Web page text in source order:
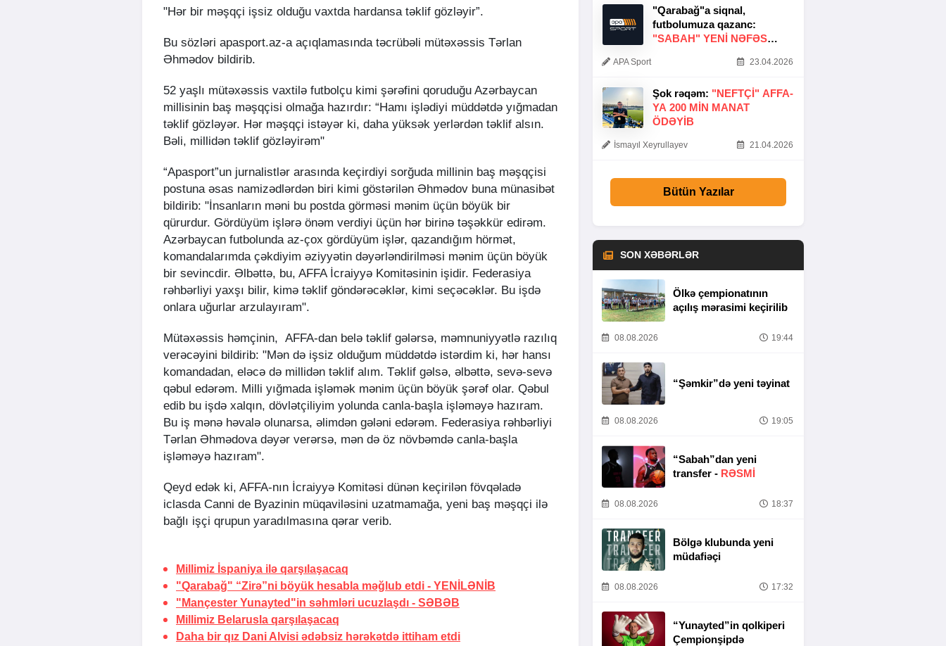
"Hər bir məşqçi işsiz olduğu vaxtda hardansa təklif gözləyir”.
Bu sözləri apasport.az-a açıqlamasında təcrübəli mütəxəssis Tərlan
Əhmədov bildirib.
52 yaşlı mütəxəssis vaxtilə futbolçu kimi şərəfini qoruduğu Azərbaycan
millisinin baş məşqçisi olmağa hazırdır: “Hamı işlədiyi müddətdə yığmadan
təklif gözləyər. Hər məşqçi istəyər ki, daha yüksək yerlərdən təklif alsın.
Bəli, millidən təklif gözləyirəm"
“Apasport”un jurnalistlər arasında keçirdiyi sorğuda millinin baş məşqçisi
postuna əsas namizədlərdən biri kimi göstərilən Əhmədov buna münasibət
bildirib: "İnsanların məni bu postda görməsi mənim üçün böyük bir
qürurdur. Gördüyüm işlərə önəm verdiyi üçün hər birinə təşəkkür edirəm.
Azərbaycan futbolunda az-çox gördüyüm işlər, qazandığım hörmət,
komandalarımda çəkdiyim əziyyətin dəyərləndirilməsi mənim üçün böyük
bir sevincdir. Əlbəttə, bu, AFFA İcraiyyə Komitəsinin işidir. Federasiya
rəhbərliyi yaxşı bilir, kimə təklif göndərəcəklər, kimi seçəcəklər. Bu işdə
onlara uğurlar arzulayıram".
Mütəxəssis həmçinin, AFFA-dan belə təklif gələrsə, məmnuniyyətlə razılıq
verəcəyini bildirib: "Mən də işsiz olduğum müddətdə istərdim ki, hər hansı
komandadan, eləcə də millidən təklif alım. Təklif gəlsə, əlbəttə, sevə-sevə
qəbul edərəm. Milli yığmada işləmək mənim üçün böyük şərəf olar. Qəbul
edib bu işdə xalqın, dövlətçiliyim yolunda canla-başla işləməyə hazıram.
Bu iş mənə həvalə olunarsa, əlimdən gələni edərəm. Federasiya rəhbərliyi
Tərlan Əhmədova dəyər verərsə, mən də öz növbəmdə canla-başla
işləməyə hazıram".
Qeyd edək ki, AFFA-nın İcraiyyə Komitəsi dünən keçirilən fövqəladə
iclasda Canni de Byazinin müqaviləsini uzatmamağa, yeni baş məşqçi ilə
bağlı işçi qrupun yaradılmasına qərar verib.
Millimiz İspaniya ilə qarşılaşacaq
"Qarabağ" “Zirə”ni böyük hesabla məğlub etdi - YENİLƏNİB
"Mançester Yunayted"in səhmləri ucuzlaşdı - SƏBƏB
Millimiz Belarusla qarşılaşacaq
Daha bir qız Dani Alvisi ədəbsiz hərəkətdə ittiham etdi
"Qarabağ"a siqnal,
futbolumuza qazanc:
"SABAH" YENI NƏFƏS
APA Sport 23.04.2026
Şok rəqəm: "NEFTÇI" AFFA-
YA 200 MIN MANAT
ÖDƏYIB
İsmayıl Xeyrullayev 21.04.2026
Bütün Yazılar
SON XƏBƏRLƏR
Ölkə çempionatının
açılış mərasimi keçirilib
08.08.2026 19:44
“Şəmkir”də yeni təyinat
08.08.2026 19:05
“Sabah”dan yeni
transfer - RƏSMİ
08.08.2026 18:37
Bölgə klubunda yeni
müdafiəçi
08.08.2026 17:32
“Yunayted”in qolkiperi
Çempionşipdə